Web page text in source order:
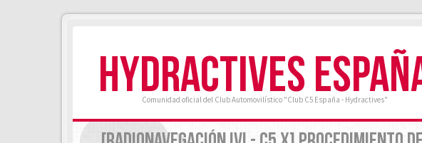
HYDRACTIVES
Comunidad oficial del Club Automovilístico "Club C5 España - Hydractives"